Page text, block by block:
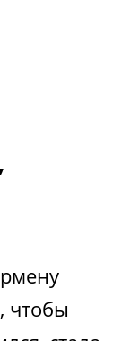
чтобы